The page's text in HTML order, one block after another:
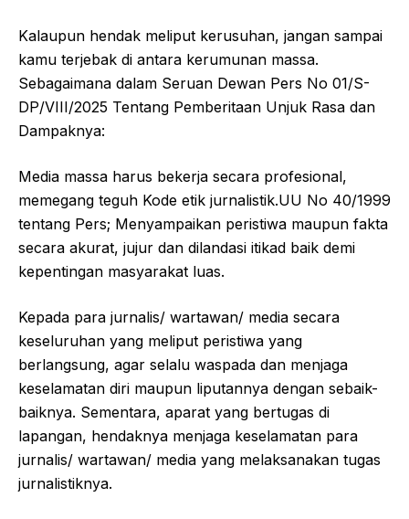
Kalaupun hendak meliput kerusuhan, jangan sampai
kamu terjebak di antara kerumunan massa.
Sebagaimana dalam Seruan Dewan Pers No 01/S-
DP/VIII/2025 Tentang Pemberitaan Unjuk Rasa dan
Dampaknya:
Media massa harus bekerja secara profesional,
memegang teguh Kode etik jurnalistik.UU No 40/1999
tentang Pers; Menyampaikan peristiwa maupun fakta
secara akurat, jujur dan dilandasi itikad baik demi
kepentingan masyarakat luas.
Kepada para jurnalis/ wartawan/ media secara
keseluruhan yang meliput peristiwa yang
berlangsung, agar selalu waspada dan menjaga
keselamatan diri maupun liputannya dengan sebaik-
baiknya. Sementara, aparat yang bertugas di
lapangan, hendaknya menjaga keselamatan para
jurnalis/ wartawan/ media yang melaksanakan tugas
jurnalistiknya.